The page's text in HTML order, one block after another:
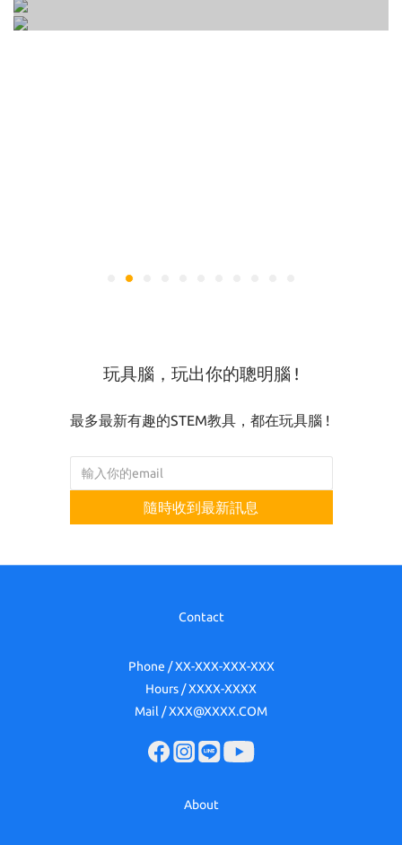
一次培養的10種開放式遊戲大公開！
如何正確的選一個適合孩子的玩具 ? 3-6歲玩具
玩具腦，玩出你的聰明腦 !
最多最新有趣的STEM教具，都在玩具腦 !
隨時收到最新訊息
Contact
Phone / XX-XXX-XXX-XXX
Hours / XXXX-XXXX
Mail / XXX@XXXX.COM
About